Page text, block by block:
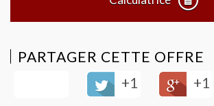
PARTAGER CETTE OFFRE
+1
+1